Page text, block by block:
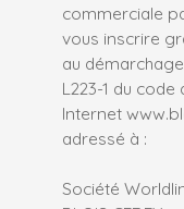
commerciale
vous inscrire
au
L223-1 du
Internet
adressé à :
Société